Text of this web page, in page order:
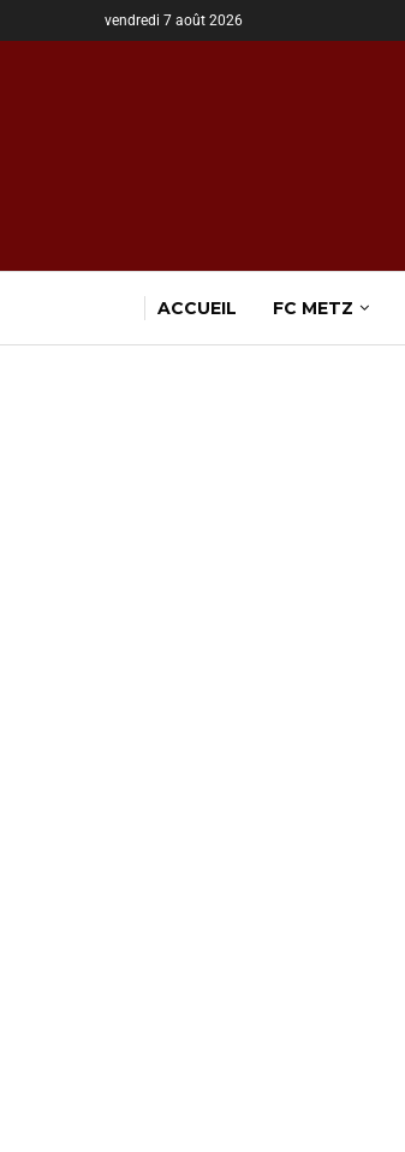
vendredi 7 août 2026
ACCUEIL FC METZ